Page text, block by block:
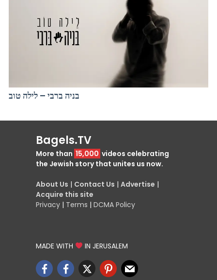
בניה ברבי – לילה טוב
Bagels.TV
More than 15,000 videos celebrating
the Jewish story that unites us now.
About Us | Contact Us | Advertise |
Acquire this site
Privacy | Terms | DCMA Policy
MADE WITH IN JERUSALEM